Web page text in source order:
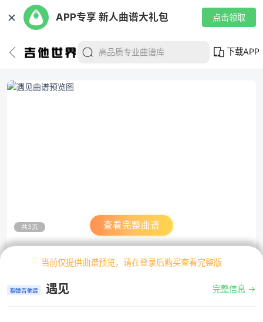
✕ APP专享 新人曲谱大礼包 点击领取
下载APP
共3页 查看完整曲谱
当前仅提供曲谱预览，请在登录后购买查看完整版
完整信息 →
指弹吉他谱 遇见